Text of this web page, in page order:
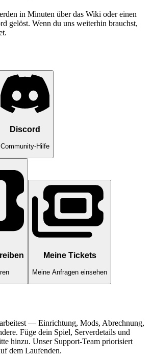
in Minuten über das Wiki oder einen
gelöst. Wenn du uns weiterhin brauchst,
Discord
Community-Hilfe
Meine Tickets
Meine Anfragen einsehen
— Einrichtung, Mods, Abrechnung,
Füge dein Spiel, Serverdetails und
hinzu. Unser Support-Team priorisiert
dem Laufenden.